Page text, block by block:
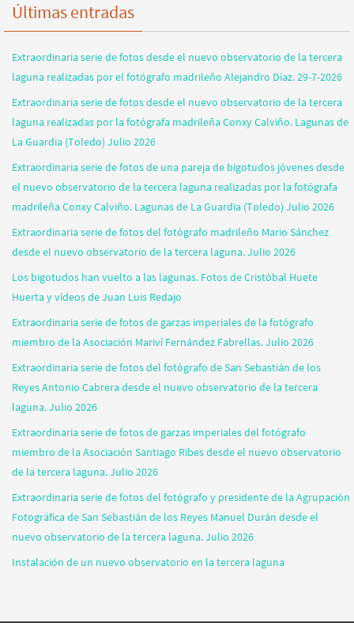
Últimas entradas
Extraordinaria serie de fotos desde el nuevo observatorio de la tercera
laguna realizadas por el fotógrafo madrileño Alejandro Díaz. 29-7-2026
Extraordinaria serie de fotos desde el nuevo observatorio de la tercera
laguna realizadas por la fotógrafa madrileña Conxy Calviño. Lagunas de
La Guardia (Toledo) Julio 2026
Extraordinaria serie de fotos de una pareja de bigotudos jóvenes desde
el nuevo observatorio de la tercera laguna realizadas por la fotógrafa
madrileña Conxy Calviño. Lagunas de La Guardia (Toledo) Julio 2026
Extraordinaria serie de fotos del fotógrafo madrileño Mario Sánchez
desde el nuevo observatorio de la tercera laguna. Julio 2026
Los bigotudos han vuelto a las lagunas. Fotos de Cristóbal Huete
Huerta y vídeos de Juan Luis Redajo
Extraordinaria serie de fotos de garzas imperiales de la fotógrafo
miembro de la Asociación Mariví Fernández Fabrellas. Julio 2026
Extraordinaria serie de fotos del fotógrafo de San Sebastián de los
Reyes Antonio Cabrera desde el nuevo observatorio de la tercera
laguna. Julio 2026
Extraordinaria serie de fotos de garzas imperiales del fotógrafo
miembro de la Asociación Santiago Ribes desde el nuevo observatorio
de la tercera laguna. Julio 2026
Extraordinaria serie de fotos del fotógrafo y presidente de la Agrupación
Fotográfica de San Sebastián de los Reyes Manuel Durán desde el
nuevo observatorio de la tercera laguna. Julio 2026
Instalación de un nuevo observatorio en la tercera laguna